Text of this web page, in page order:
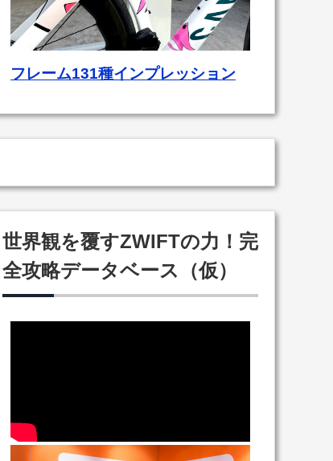
フレーム131種インプレッション
世界観を覆すZWIFTの力！完
全攻略データベース（仮）